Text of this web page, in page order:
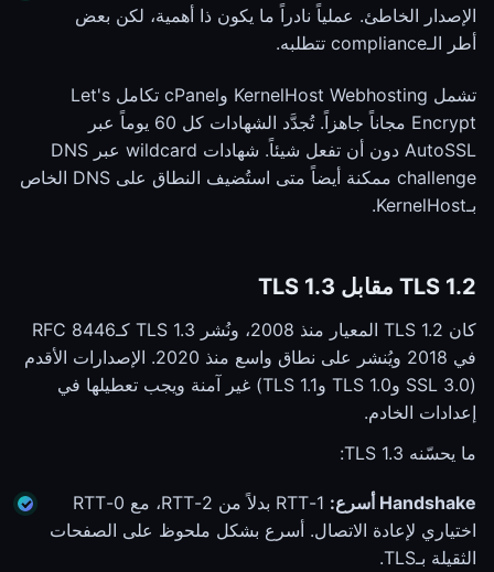
الإصدار الخاطئ. عملياً نادراً ما يكون ذا أهمية، لكن بعض
أطر الـcompliance تتطلبه.
تشمل KernelHost Webhosting وcPanel تكامل Let's
Encrypt مجاناً جاهزاً. تُجدَّد الشهادات كل 60 يوماً عبر
AutoSSL دون أن تفعل شيئاً. شهادات wildcard عبر DNS
challenge ممكنة أيضاً متى استُضيف النطاق على DNS الخاص
بـKernelHost.
TLS 1.2 مقابل TLS 1.3
كان TLS 1.2 المعيار منذ 2008، ونُشر TLS 1.3 كـRFC 8446
في 2018 ويُنشر على نطاق واسع منذ 2020. الإصدارات الأقدم
(SSL 3.0 وTLS 1.0 وTLS 1.1) غير آمنة ويجب تعطيلها في
إعدادات الخادم.
ما يحسّنه TLS 1.3:
Handshake أسرع:
1-RTT بدلاً من 2-RTT، مع 0-RTT
اختياري لإعادة الاتصال. أسرع بشكل ملحوظ على الصفحات
الثقيلة بـTLS.